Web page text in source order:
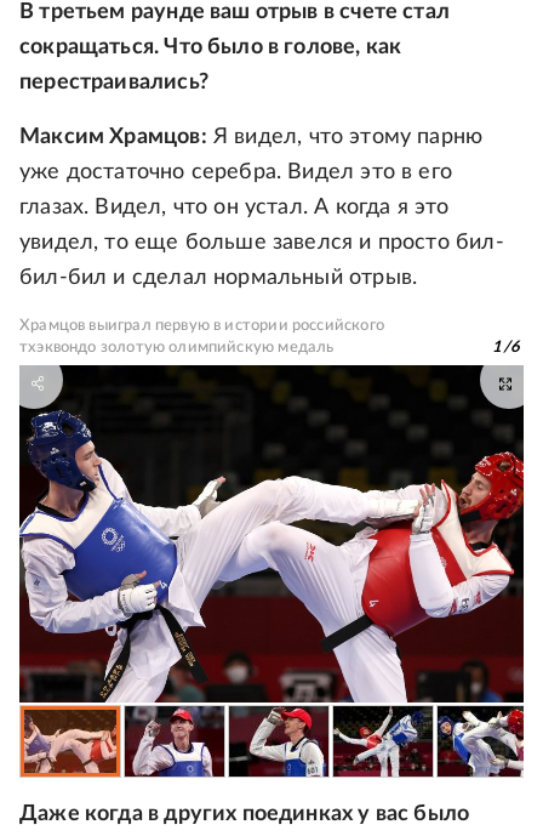
В третьем раунде ваш отрыв в счете стал
сокращаться. Что было в голове, как
перестраивались?
Максим Храмцов: Я видел, что этому парню
уже достаточно серебра. Видел это в его
глазах. Видел, что он устал. А когда я это
увидел, то еще больше завелся и просто бил-
бил-бил и сделал нормальный отрыв.
Храмцов выиграл первую в истории российского
тхэквондо золотую олимпийскую медаль
1/6
Даже когда в других поединках у вас было